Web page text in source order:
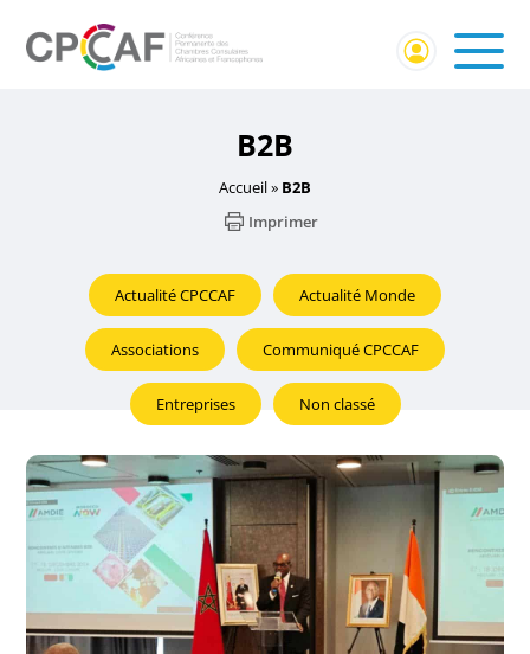
B2B
Accueil» B2B
Imprimer
Actualité CPCCAF Actualité Monde
Associations Communiqué CPCCAF
Entreprises Non classé